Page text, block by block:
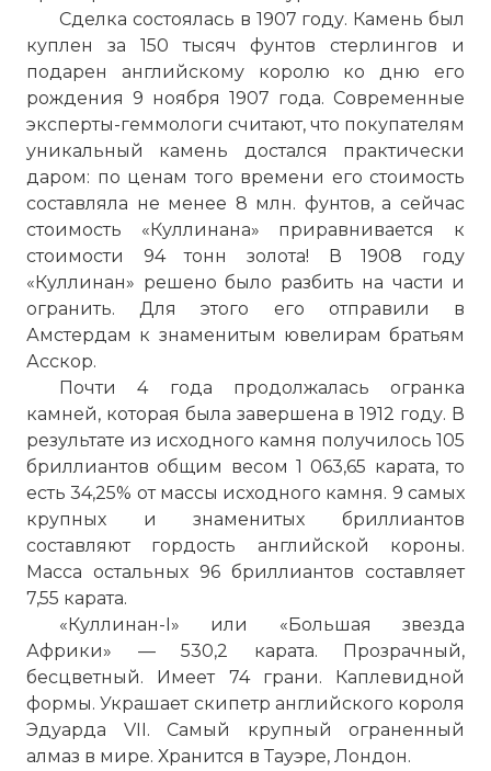
Сделка состоялась в 1907 году. Камень был
куплен за 150 тысяч фунтов стерлингов и
подарен английскому королю ко дню его
рождения 9 ноября 1907 года. Современные
эксперты-геммологи считают, что покупателям
уникальный камень достался практически
даром: по ценам того времени его стоимость
составляла не менее 8 млн. фунтов, а сейчас
стоимость «Куллинана» приравнивается к
стоимости 94 тонн золота! В 1908 году
«Куллинан» решено было разбить на части и
огранить. Для этого его отправили в
Амстердам к знаменитым ювелирам братьям
Асскор.
Почти 4 года продолжалась огранка
камней, которая была завершена в 1912 году. В
результате из исходного камня получилось 105
бриллиантов общим весом 1 063,65 карата, то
есть 34,25% от массы исходного камня. 9 самых
крупных и знаменитых бриллиантов
составляют гордость английской короны.
Масса остальных 96 бриллиантов составляет
7,55 карата.
«Куллинан-I» или «Большая звезда
Африки» — 530,2 карата. Прозрачный,
бесцветный. Имеет 74 грани. Каплевидной
формы. Украшает скипетр английского короля
Эдуарда VII. Самый крупный ограненный
алмаз в мире. Хранится в Тауэре, Лондон.